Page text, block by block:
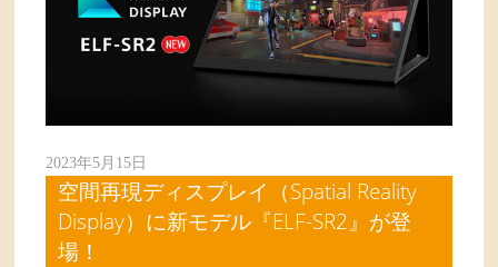
2023年5月15日
空間再現ディスプレイ（Spatial Reality
Display）に新モデル『ELF-SR2』が登
場！